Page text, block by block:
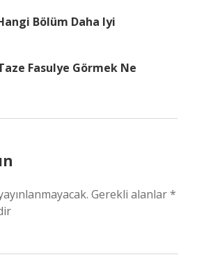
Bölüm Daha Iyi
Fasulye Görmek Ne
Gerekli alanlar*